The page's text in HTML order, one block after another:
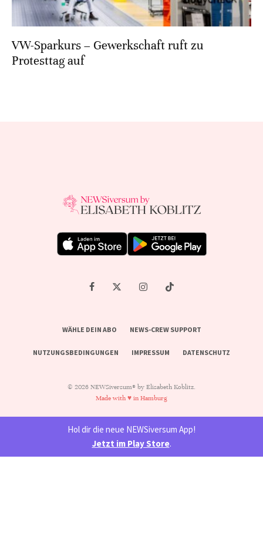
VW-Sparkurs – Gewerkschaft ruft zu
Protesttag auf
WÄHLE DEIN ABO NEWS-CREW SUPPORT
NUTZUNGSBEDINGUNGEN IMPRESSUM DATENSCHUTZ
© 2026 NEWSiversum® by Elisabeth Koblitz.
Made with ♥ in Hamburg
Hol dir die neue NEWSiversum App!
Jetzt im Play Store.